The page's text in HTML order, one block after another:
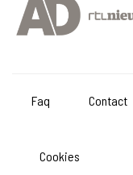
Faq Contact
Cookies